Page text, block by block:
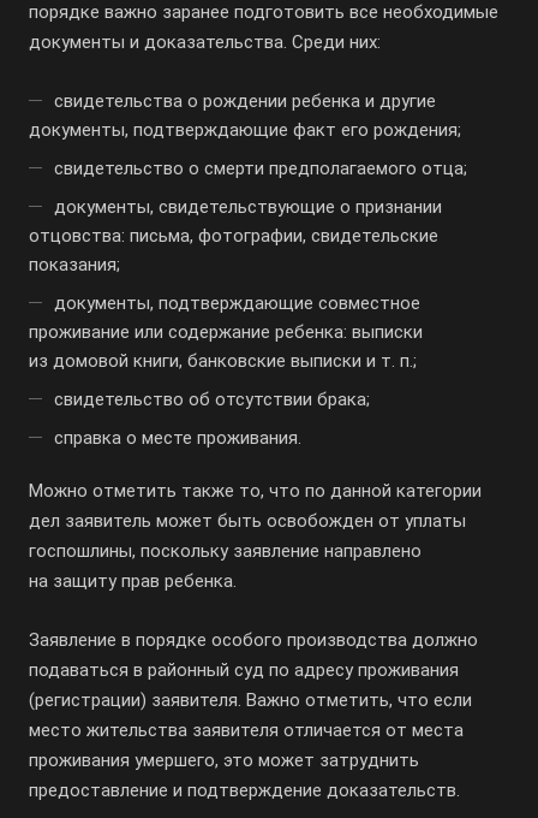
порядке важно заранее подготовить все необходимые
документы и доказательства. Среди них:
свидетельства о рождении ребенка и другие
документы, подтверждающие факт его рождения;
свидетельство о смерти предполагаемого отца;
документы, свидетельствующие о признании
отцовства: письма, фотографии, свидетельские
показания;
документы, подтверждающие совместное
проживание или содержание ребенка: выписки
из домовой книги, банковские выписки и т. п.;
свидетельство об отсутствии брака;
справка о месте проживания.
Можно отметить также то, что по данной категории
дел заявитель может быть освобожден от уплаты
госпошлины, поскольку заявление направлено
на защиту прав ребенка.
Заявление в порядке особого производства должно
подаваться в районный суд по адресу проживания
(регистрации) заявителя. Важно отметить, что если
место жительства заявителя отличается от места
проживания умершего, это может затруднить
предоставление и подтверждение доказательств.